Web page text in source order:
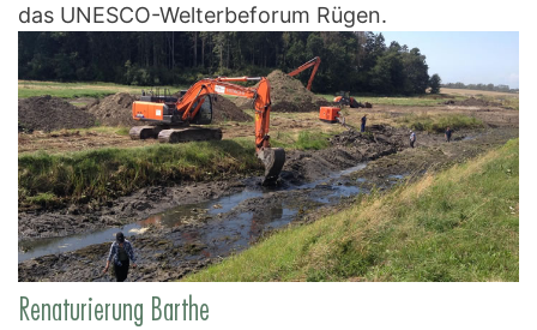
das UNESCO-Welterbeforum Rügen.
Renaturierung Barthe